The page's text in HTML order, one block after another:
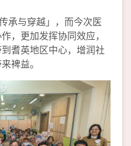
承与穿越」，而今次医
，更加发挥协同效应，
耆英地区中心，增润社
裨益。